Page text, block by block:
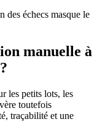
des échecs masque le
manuelle à
les petits lots, les
toutefois
traçabilité et une